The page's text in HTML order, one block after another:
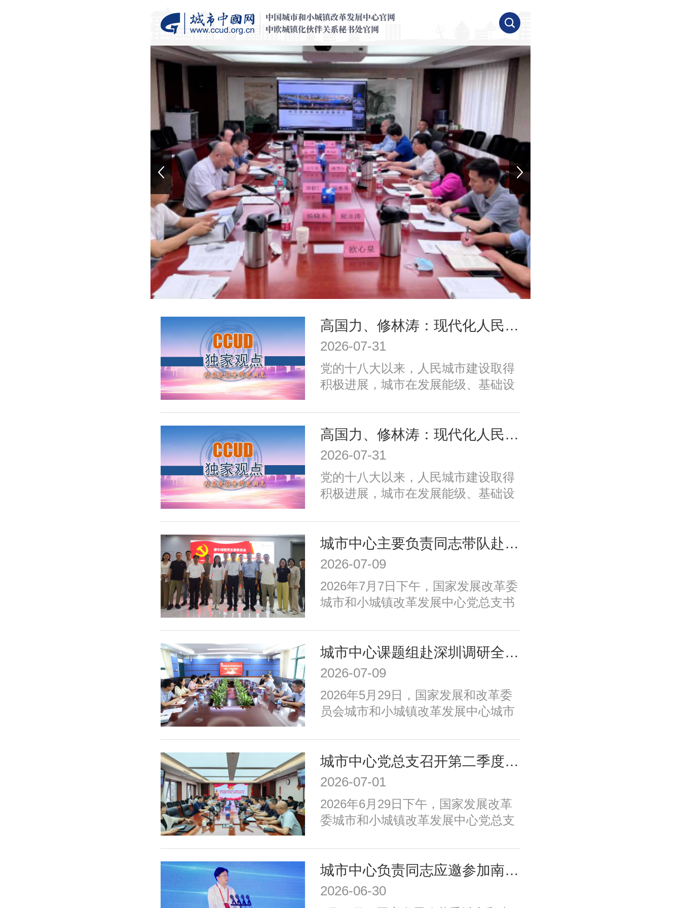
高国力、修林涛：现代化人民城市高质量发展的战略框架与政策体系
2026-07-31
党的十八大以来，人民城市建设取得
积极进展，城市在发展能级、基础设
治理、历史文化保护等方面取得积极
成效；同时，也面临着转变发展方
式、培育发展动能、提升功能品质、
推动精细治理、增强城市韧性等转型
发展任务。为实现以上目标，必须紧
城市、安全可靠的韧性城市、崇德向
善的文明城市、便捷高效的智慧城市
等重点任务，优化以构建新体系、培
育新动能、服务全年龄、保障全要素
为重点的政策体系，走出一条具有中
国特色的现代化城市道路。
高国力、修林涛：现代化人民城市高质量发展的战略框架与政策体系
2026-07-31
党的十八大以来，人民城市建设取得
积极进展，城市在发展能级、基础设
治理、历史文化保护等方面取得积极
成效；同时，也面临着转变发展方
式、培育发展动能、提升功能品质、
推动精细治理、增强城市韧性等转型
发展任务。为实现以上目标，必须紧
城市、安全可靠的韧性城市、崇德向
善的文明城市、便捷高效的智慧城市
等重点任务，优化以构建新体系、培
育新动能、服务全年龄、保障全要素
为重点的政策体系，走出一条具有中
国特色的现代化城市道路。
城市中心主要负责同志带队赴摩尔线程“夸娥”北京智算中心专题调研
2026-07-09
2026年7月7日下午，国家发展改革委
城市和小城镇改革发展中心党总支书
娥”北京智算中心开展专题调研。
城市中心课题组赴深圳调研全国人才大数据平台福田区学生学习力项目应用情况
2026-07-09
​2026年5月29日，国家发展和改革委
员会城市和小城镇改革发展中心城市
国人才大数据平台在基础教育学生学
习力评价领域的落地应用工作。
城市中心党总支召开第二季度全体党员大会
2026-07-01
2026年6月29日下午，国家发展改革
委城市和小城镇改革发展中心党总支
议由中心党总支书记、主任高国力主
持，中心党总支委员、各支部委员、
全体党员和积极分子参加。
城市中心负责同志应邀参加南京都市圈首次年中活动并在主场活动致辞
2026-06-30